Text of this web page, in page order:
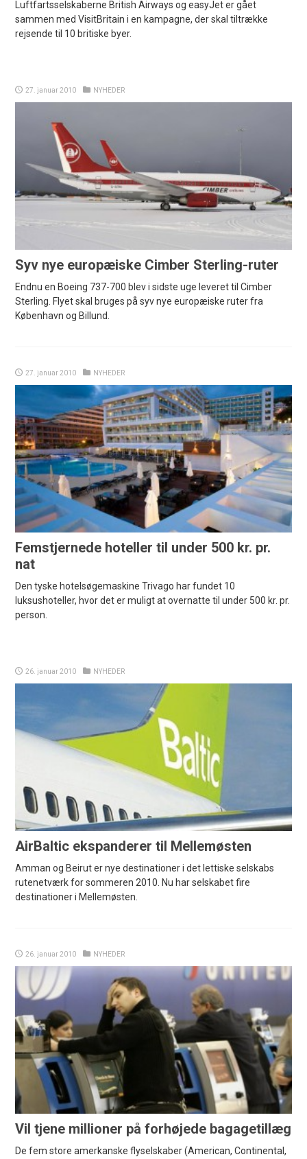
Luftfartsselskaberne British Airways og easyJet er gået
sammen med VisitBritain i en kampagne, der skal tiltrække
rejsende til 10 britiske byer.
27. januar 2010 NYHEDER
Syv nye europæiske Cimber Sterling-ruter
Endnu en Boeing 737-700 blev i sidste uge leveret til Cimber
Sterling. Flyet skal bruges på syv nye europæiske ruter fra
København og Billund.
27. januar 2010 NYHEDER
Femstjernede hoteller til under 500 kr. pr.
nat
Den tyske hotelsøgemaskine Trivago har fundet 10
luksushoteller, hvor det er muligt at overnatte til under 500 kr. pr.
person.
26. januar 2010 NYHEDER
AirBaltic ekspanderer til Mellemøsten
Amman og Beirut er nye destinationer i det lettiske selskabs
rutenetværk for sommeren 2010. Nu har selskabet fire
destinationer i Mellemøsten.
26. januar 2010 NYHEDER
Vil tjene millioner på forhøjede bagagetillæg
De fem store amerkanske flyselskaber (American, Continental,